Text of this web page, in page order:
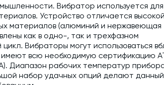
Вибратор используется для
Устройство отличается высокой
материалов (алюминий и нержавеющая
как в одно-, так и трехфазном
Вибраторы могут использоваться
всю необходимую сертификацию
Диапазон рабочих температур
набор удачных опций делают данный